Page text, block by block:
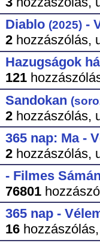
Diablo (2025)-
2hozzászólás,
Hazugságok
121
Sandokan
2hozzászólás,
365 nap: Ma -
2hozzászólás,
- Filmes
76801
365 nap -
16hozzászólás,